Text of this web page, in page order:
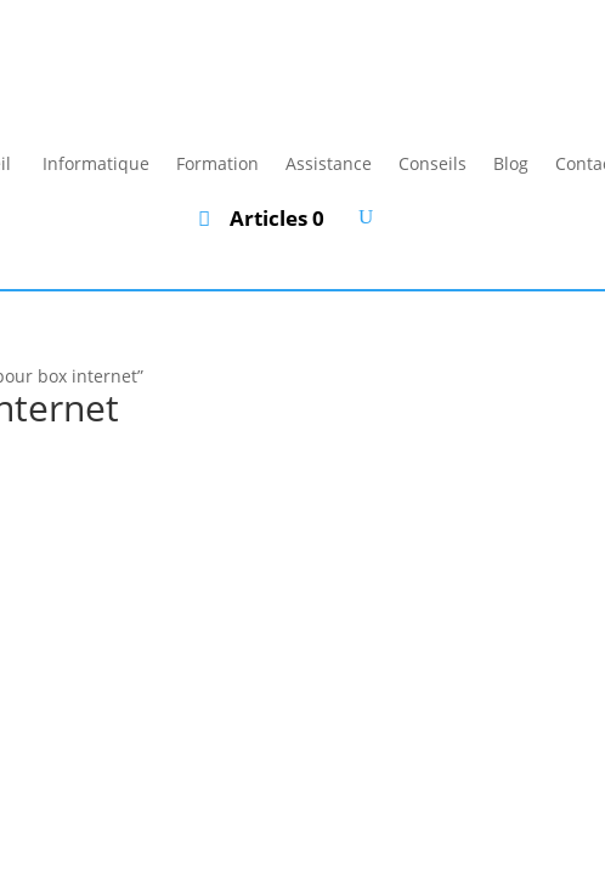
Informatique Formation Assistance Conseils Blog
Articles 0
box internet”